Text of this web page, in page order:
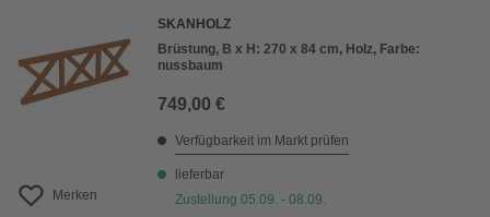
Merken
SKANHOLZ
Brüstung, B x H: 270 x 84 cm, Holz, Farbe:
nussbaum
749,00 €
Verfügbarkeit im Markt prüfen
lieferbar
Zustellung 05.09. - 08.09.